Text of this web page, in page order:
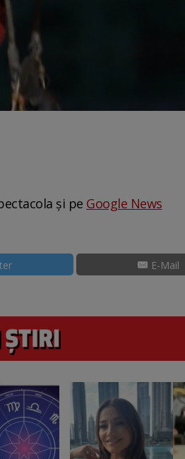
și pe Google News
E-Mail